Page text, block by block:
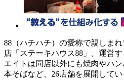
88（ハチハチ）の愛称で親しま
店「ステーキハウス88」。運営
エイトは同店以外にも焼肉やハ
本そばなど、26店舗を展開してい